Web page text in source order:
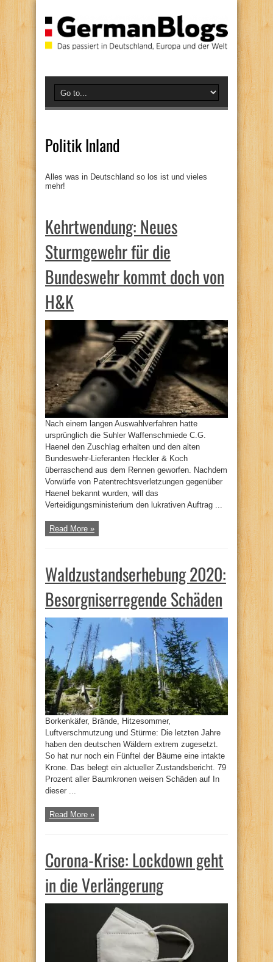
Politik Inland
Alles was in Deutschland so los ist und vieles
mehr!
Kehrtwendung: Neues
Sturmgewehr für die
Bundeswehr kommt doch von
H&K
Nach einem langen Auswahlverfahren hatte
ursprünglich die Suhler Waffenschmiede C.G.
Haenel den Zuschlag erhalten und den alten
Bundeswehr-Lieferanten Heckler & Koch
überraschend aus dem Rennen geworfen. Nachdem
Vorwürfe von Patentrechtsverletzungen gegenüber
Haenel bekannt wurden, will das
Verteidigungsministerium den lukrativen Auftrag ...
Read More »
Waldzustandserhebung 2020:
Besorgniserregende Schäden
Borkenkäfer, Brände, Hitzesommer,
Luftverschmutzung und Stürme: Die letzten Jahre
haben den deutschen Wäldern extrem zugesetzt.
So hat nur noch ein Fünftel der Bäume eine intakte
Krone. Das belegt ein aktueller Zustandsbericht. 79
Prozent aller Baumkronen weisen Schäden auf In
dieser ...
Read More »
Corona-Krise: Lockdown geht
in die Verlängerung